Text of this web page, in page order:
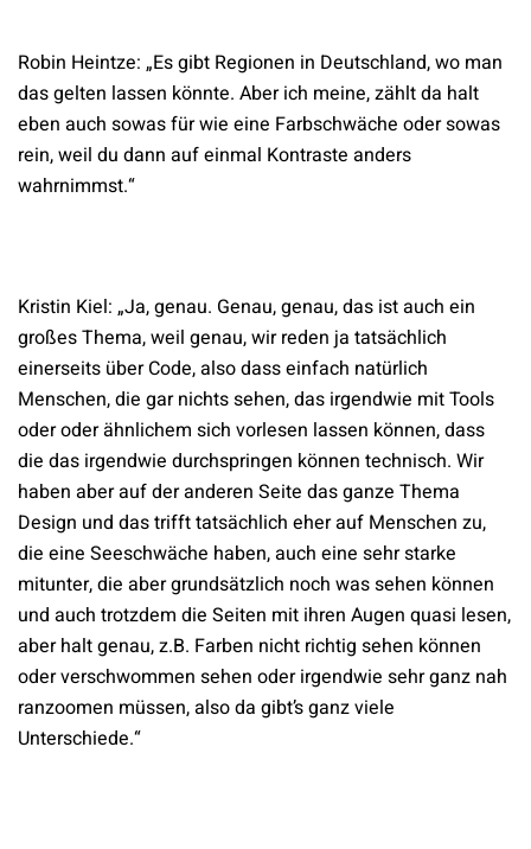
Robin Heintze: „Es gibt Regionen in Deutschland, wo man
das gelten lassen könnte. Aber ich meine, zählt da halt
eben auch sowas für wie eine Farbschwäche oder sowas
rein, weil du dann auf einmal Kontraste anders
wahrnimmst.“
Kristin Kiel: „Ja, genau. Genau, genau, das ist auch ein
großes Thema, weil genau, wir reden ja tatsächlich
einerseits über Code, also dass einfach natürlich
Menschen, die gar nichts sehen, das irgendwie mit Tools
oder oder ähnlichem sich vorlesen lassen können, dass
die das irgendwie durchspringen können technisch. Wir
haben aber auf der anderen Seite das ganze Thema
Design und das trifft tatsächlich eher auf Menschen zu,
die eine Seeschwäche haben, auch eine sehr starke
mitunter, die aber grundsätzlich noch was sehen können
und auch trotzdem die Seiten mit ihren Augen quasi lesen,
aber halt genau, z.B. Farben nicht richtig sehen können
oder verschwommen sehen oder irgendwie sehr ganz nah
ranzoomen müssen, also da gibt’s ganz viele
Unterschiede.“